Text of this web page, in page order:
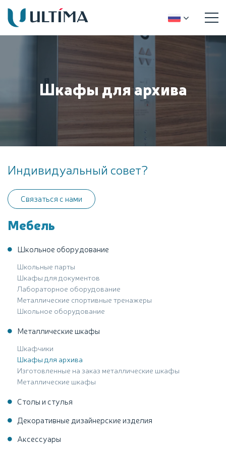
Шкафы для архива
Мебель
Школьное оборудование
Школьные парты
Шкафы для документов
Лабораторное оборудование
Металлические спортивные тренажеры
Школьное оборудование
Металлические шкафы
Шкафчики
Шкафы для архива
Изготовленные на заказ металлические шкафы
Металлические шкафы
Столы и стулья
Декоративные дизайнерские изделия
Аксессуары
Индивидуальный совет?
Связаться с нами